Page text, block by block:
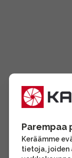
Parempaa
Keräämme
tietoja, joiden